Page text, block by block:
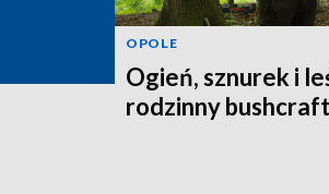
OPOLE
Ogień, sznurek i
rodzinny